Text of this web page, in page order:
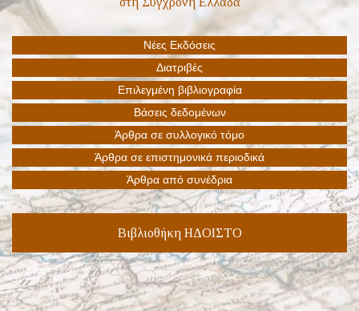
Βιβλιοθήκη ΗΔΟΙΣΤΟ